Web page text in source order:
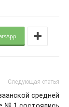
Следующая статья
средней